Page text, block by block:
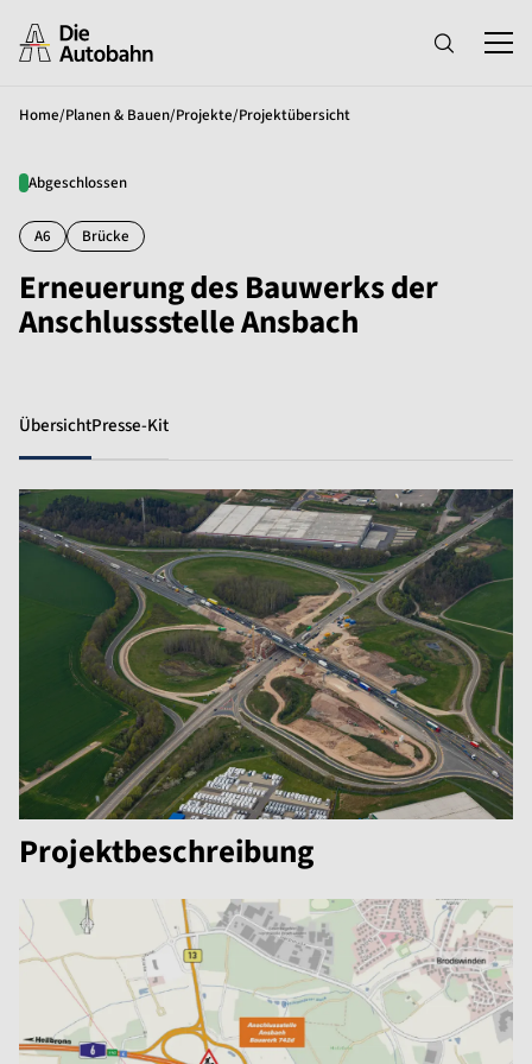
Home/Planen & Bauen/Projekte/Projektübersicht
Abgeschlossen
A6 Brücke
Erneuerung des Bauwerks der
Anschlussstelle Ansbach
ÜbersichtPresse-Kit
Projektbeschreibung